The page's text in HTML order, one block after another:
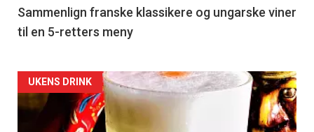
5
Sammenlign franske klassikere og ungarske viner
til en 5-retters meny
Forsiden
akkurat
UKENS DRINK